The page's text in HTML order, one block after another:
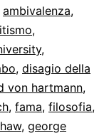
Intervista
del
1926
ambivalenza,
,
,
, disagio della
von hartmann,
, fama, filosofia,
, george